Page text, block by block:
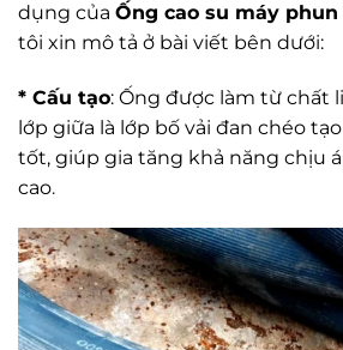
dụng của Ống cao su máy phun
tôi xin mô tả ở bài viết bên dưới:
* Cấu tạo: Ống được làm từ chất
lớp giữa là lớp bố vải đan chéo
tốt, giúp gia tăng khả năng chịu
cao.